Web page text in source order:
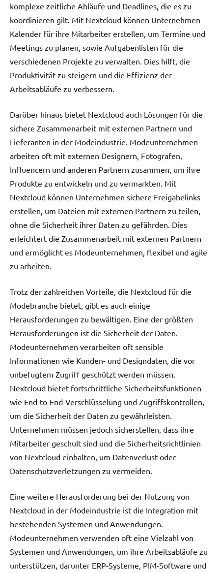
komplexe zeitliche Abläufe und Deadlines, die es zu
koordinieren gilt. Mit Nextcloud können Unternehmen
Kalender für ihre Mitarbeiter erstellen, um Termine und
Meetings zu planen, sowie Aufgabenlisten für die
verschiedenen Projekte zu verwalten. Dies hilft, die
Produktivität zu steigern und die Effizienz der
Arbeitsabläufe zu verbessern.
Darüber hinaus bietet Nextcloud auch Lösungen für die
sichere Zusammenarbeit mit externen Partnern und
Lieferanten in der Modeindustrie. Modeunternehmen
arbeiten oft mit externen Designern, Fotografen,
Influencern und anderen Partnern zusammen, um ihre
Produkte zu entwickeln und zu vermarkten. Mit
Nextcloud können Unternehmen sichere Freigabelinks
erstellen, um Dateien mit externen Partnern zu teilen,
ohne die Sicherheit ihrer Daten zu gefährden. Dies
erleichtert die Zusammenarbeit mit externen Partnern
und ermöglicht es Modeunternehmen, flexibel und agile
zu arbeiten.
Trotz der zahlreichen Vorteile, die Nextcloud für die
Modebranche bietet, gibt es auch einige
Herausforderungen zu bewältigen. Eine der größten
Herausforderungen ist die Sicherheit der Daten.
Modeunternehmen verarbeiten oft sensible
Informationen wie Kunden- und Designdaten, die vor
unbefugtem Zugriff geschützt werden müssen.
Nextcloud bietet fortschrittliche Sicherheitsfunktionen
wie End-to-End-Verschlüsselung und Zugriffskontrollen,
um die Sicherheit der Daten zu gewährleisten.
Unternehmen müssen jedoch sicherstellen, dass ihre
Mitarbeiter geschult sind und die Sicherheitsrichtlinien
von Nextcloud einhalten, um Datenverlust oder
Datenschutzverletzungen zu vermeiden.
Eine weitere Herausforderung bei der Nutzung von
Nextcloud in der Modeindustrie ist die Integration mit
bestehenden Systemen und Anwendungen.
Modeunternehmen verwenden oft eine Vielzahl von
Systemen und Anwendungen, um ihre Arbeitsabläufe zu
unterstützen, darunter ERP-Systeme, PIM-Software und